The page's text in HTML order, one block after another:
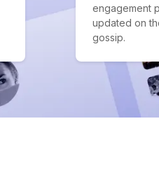
engagement
updated on
gossip.